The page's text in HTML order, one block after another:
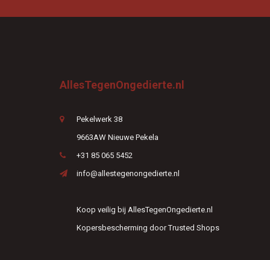
AllesTegenOngedierte.nl
Pekelwerk 38
9663AW Nieuwe Pekela
+31 85 065 5452
info@allestegenongedierte.nl
Koop veilig bij AllesTegenOngedierte.nl
Kopersbescherming door Trusted Shops